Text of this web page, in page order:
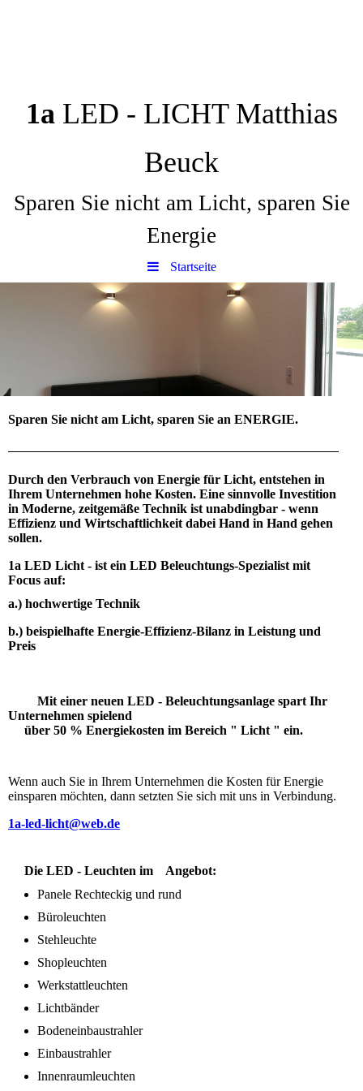
1aLED - LICHT Matthias
Beuck
Sparen Sie nicht am Licht, sparen Sie
Energie
Startseite
Sparen Sie nicht am Licht, sparen Sie an ENERGIE.
Durch den Verbrauch von Energie für Licht, entstehen in
Ihrem Unternehmen hohe Kosten. Eine sinnvolle Investition
in Moderne, zeitgemäße Technik ist unabdingbar - wenn
Effizienz und Wirtschaftlichkeit dabei Hand in Hand gehen
sollen.
1a LED Licht - ist ein LED Beleuchtungs-Spezialist mit
Focus auf:
a.) hochwertige Technik
b.) beispielhafte Energie-Effizienz-Bilanz in Leistung und
Preis
Mit einer neuen LED - Beleuchtungsanlage spart Ihr
Unternehmen spielend
über 50 % Energiekosten im Bereich " Licht " ein.
Wenn auch Sie in Ihrem Unternehmen die Kosten für Energie
einsparen möchten, dann setzten Sie sich mit uns in Verbindung.
1a-led-licht@web.de
Die LED - Leuchten im Angebot:
Panele Rechteckig und rund
Büroleuchten
Stehleuchte
Shopleuchten
Werkstattleuchten
Lichtbänder
Bodeneinbaustrahler
Einbaustrahler
Innenraumleuchten